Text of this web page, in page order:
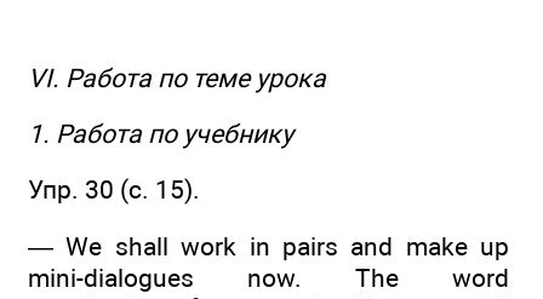
VI. Работа по теме урока
1. Работа по учебнику
Упр. 30 (с. 15).
— We shall work in pairs and make up
mini-dialogues now. The word